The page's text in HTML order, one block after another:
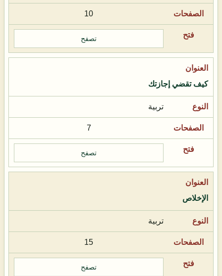
10
تصفح
كيف تقضي إجازتك
تربية
7
تصفح
الإخلاص
تربية
15
تصفح